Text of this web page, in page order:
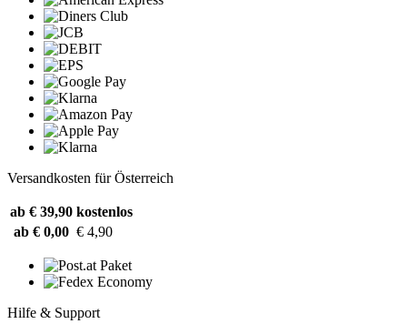
Versandkosten für Österreich
ab € 39,90 kostenlos
ab € 0,00 € 4,90
Hilfe & Support